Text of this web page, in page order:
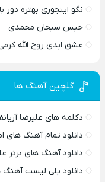
نگو اینجوری بهتره دور
حبس سبحان محمدی
عشق ابدی روح الله
گلچین آهنگ ها
دکلمه های علیرضا
دانلود تمام آهنگ های
دانلود آهنگ های برتر علی
دانلود پلی لیست آهنگ